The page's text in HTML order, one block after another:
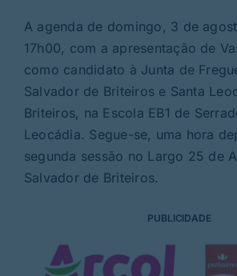
A agenda de domingo, 3 de
17h00, com a apresentação de
como candidato à Junta de
Salvador de Briteiros e Santa
Briteiros, na Escola EB1 de
Leocádia. Segue-se, uma hora
segunda sessão no Largo 25 de
Salvador de Briteiros.
PUBLICIDADE